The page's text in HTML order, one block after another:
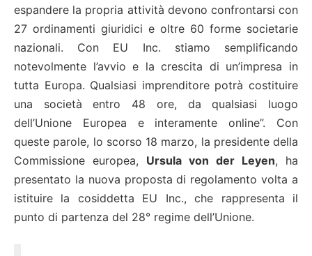
espandere la propria attività devono confrontarsi con
27 ordinamenti giuridici e oltre 60 forme societarie
nazionali. Con EU Inc. stiamo semplificando
notevolmente l’avvio e la crescita di un’impresa in
tutta Europa. Qualsiasi imprenditore potrà costituire
una società entro 48 ore, da qualsiasi luogo
dell’Unione Europea e interamente online”. Con
queste parole, lo scorso 18 marzo, la presidente della
Commissione europea, Ursula von der Leyen, ha
presentato la nuova proposta di regolamento volta a
istituire la cosiddetta EU Inc., che rappresenta il
punto di partenza del 28° regime dell’Unione.